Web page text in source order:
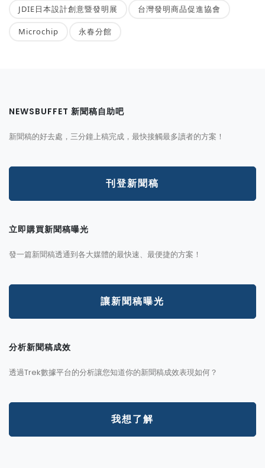
JDIE日本設計創意暨發明展 台灣發明商品促進協會
Microchip 永春分館
NEWSBUFFET 新聞稿自助吧
新聞稿的好去處，三分鐘上稿完成，最快接觸最多讀者的方案！
刊登新聞稿
立即購買新聞稿曝光
發一篇新聞稿透通到各大媒體的最快速、最便捷的方案！
讓新聞稿曝光
分析新聞稿成效
透過Trek數據平台的分析讓您知道你的新聞稿成效表現如何？
我想了解